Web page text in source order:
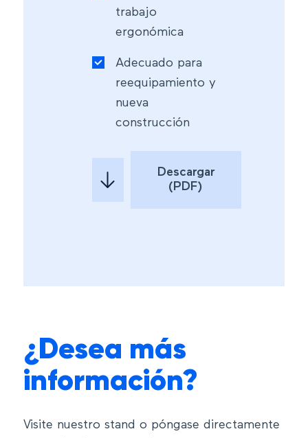
trabajo
ergonómica
Adecuado para
reequipamiento y
nueva
construcción
Descargar
(PDF)
¿Desea más
información?
Visite nuestro stand o póngase directamente